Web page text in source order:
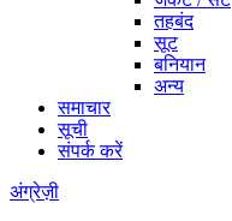
तहबंद
सूट
बनियान
अन्य
समाचार
सूची
संपर्क करें
अंग्रेज़ी